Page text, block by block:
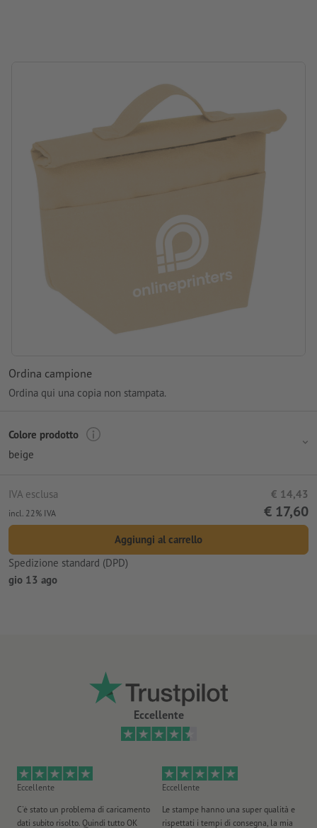
Posizione di stampa: sulla tasca frontale
Ordina campione
Ordina qui una copia non stampata.
Colore prodotto
beige
IVA esclusa € 14,43
incl. 22% IVA € 17,60
Aggiungi al carrello
Spedizione standard (DPD)
gio 13 ago
Eccellente
Eccellente
C'è stato un problema di caricamento
dati subito risolto. Quindi tutto OK
Eccellente
Le stampe hanno una super qualità e
rispettati i tempi di consegna, la mia